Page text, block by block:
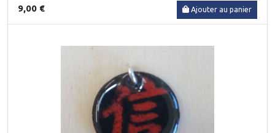
9,00 € Ajouter au panier